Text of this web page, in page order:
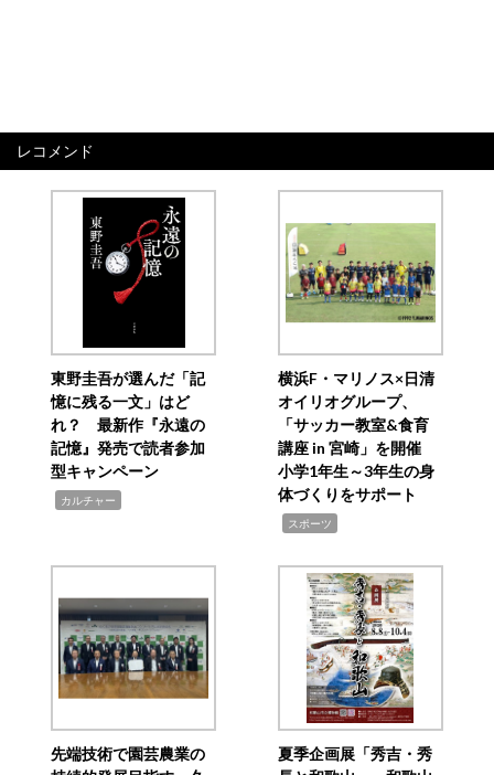
レコメンド
東野圭吾が選んだ「記
憶に残る一文」はど
れ？ 最新作『永遠の
記憶』発売で読者参加
型キャンペーン
カルチャー
横浜F・マリノス×日清
オイリオグループ、
「サッカー教室&食育
講座 in 宮崎」を開催
小学1年生～3年生の身
体づくりをサポート
スポーツ
先端技術で園芸農業の
夏季企画展「秀吉・秀